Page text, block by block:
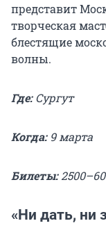
представит
творческая
блестящие
волны.
Где:Сургут
Когда:9 марта
Билеты:
«Ни дать, ни